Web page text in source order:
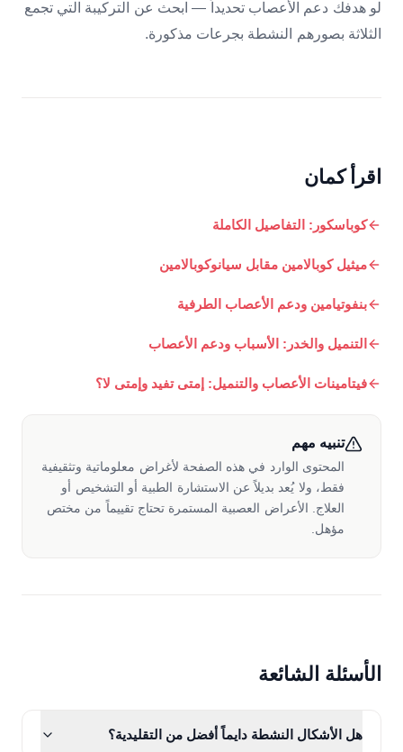
لو هدفك دعم الأعصاب تحديداً — ابحث عن التركيبة التي تجمع
الثلاثة بصورهم النشطة بجرعات مذكورة.
اقرأ كمان
كوباسكور: التفاصيل الكاملة
ميثيل كوبالامين مقابل سيانوكوبالامين
بنفوتيامين ودعم الأعصاب الطرفية
التنميل والخدر: الأسباب ودعم الأعصاب
فيتامينات الأعصاب والتنميل: إمتى تفيد وإمتى لا؟
تنبيه مهم
المحتوى الوارد في هذه الصفحة لأغراض معلوماتية وتثقيفية
فقط، ولا يُعد بديلاً عن الاستشارة الطبية أو التشخيص أو
العلاج. الأعراض العصبية المستمرة تحتاج تقييماً من مختص
مؤهل.
الأسئلة الشائعة
هل الأشكال النشطة دايماً أفضل من التقليدية؟